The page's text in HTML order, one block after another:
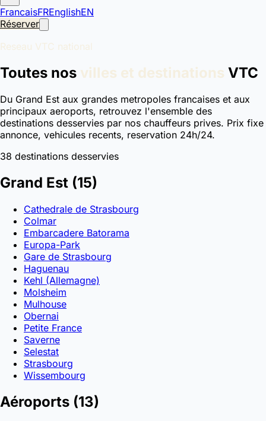
FrancaisFREnglishEN
Réserver
Reseau VTC national
Toutes nos villes et destinations VTC
Du Grand Est aux grandes metropoles francaises et aux
principaux aeroports, retrouvez l'ensemble des
destinations desservies par nos chauffeurs prives. Prix fixe
annonce, vehicules recents, reservation 24h/24.
38 destinations desservies
Grand Est (15)
Cathedrale de Strasbourg
Colmar
Embarcadere Batorama
Europa-Park
Gare de Strasbourg
Haguenau
Kehl (Allemagne)
Molsheim
Mulhouse
Obernai
Petite France
Saverne
Selestat
Strasbourg
Wissembourg
Aéroports (13)